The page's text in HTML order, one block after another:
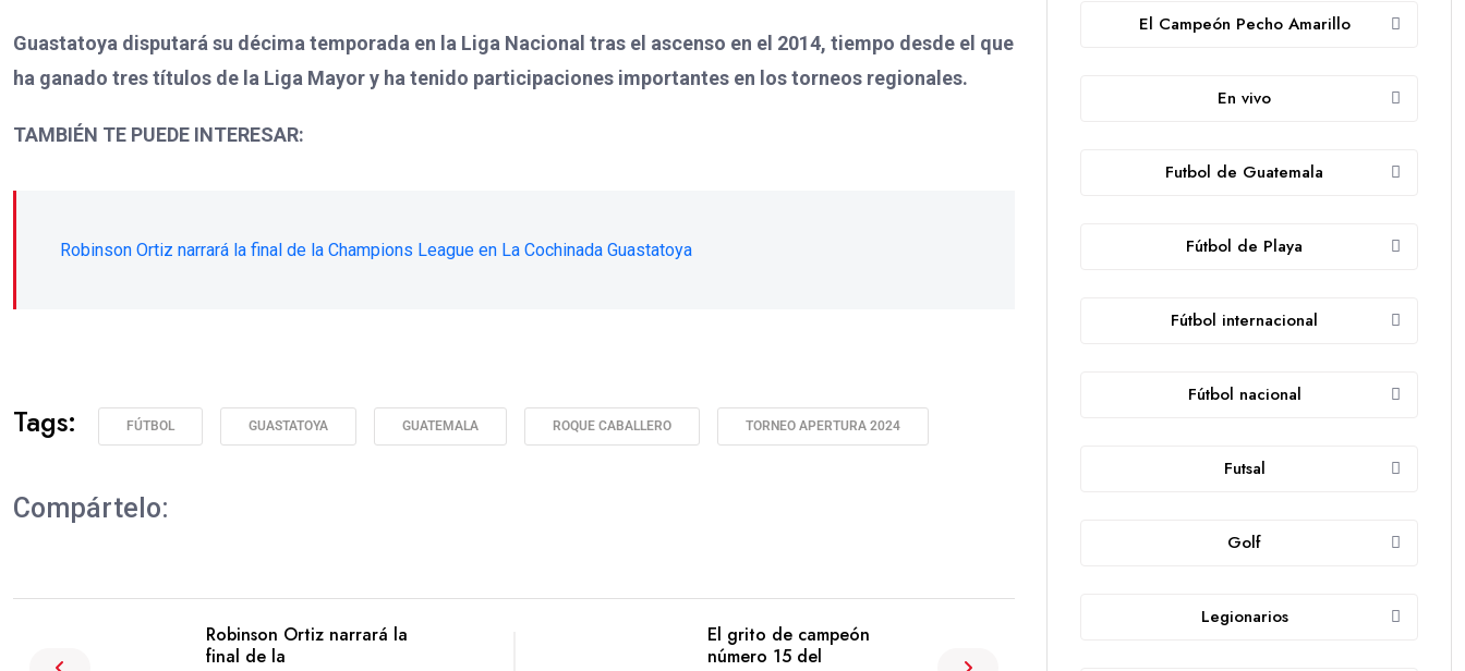
Guastatoya disputará su décima temporada en la Liga Nacional tras el ascenso en el 2014, tiempo desde el que
ha ganado tres títulos de la Liga Mayor y ha tenido participaciones importantes en los torneos regionales.
TAMBIÉN TE PUEDE INTERESAR:
Robinson Ortiz narrará la final de la Champions League en La Cochinada Guastatoya
Tags: FÚTBOL GUASTATOYA GUATEMALA ROQUE CABALLERO TORNEO APERTURA 2024
Compártelo:
Robinson Ortiz narrará la
final de la
El grito de campeón
número 15 del
El Campeón Pecho Amarillo
En vivo
Futbol de Guatemala
Fútbol de Playa
Fútbol internacional
Fútbol nacional
Futsal
Golf
Legionarios